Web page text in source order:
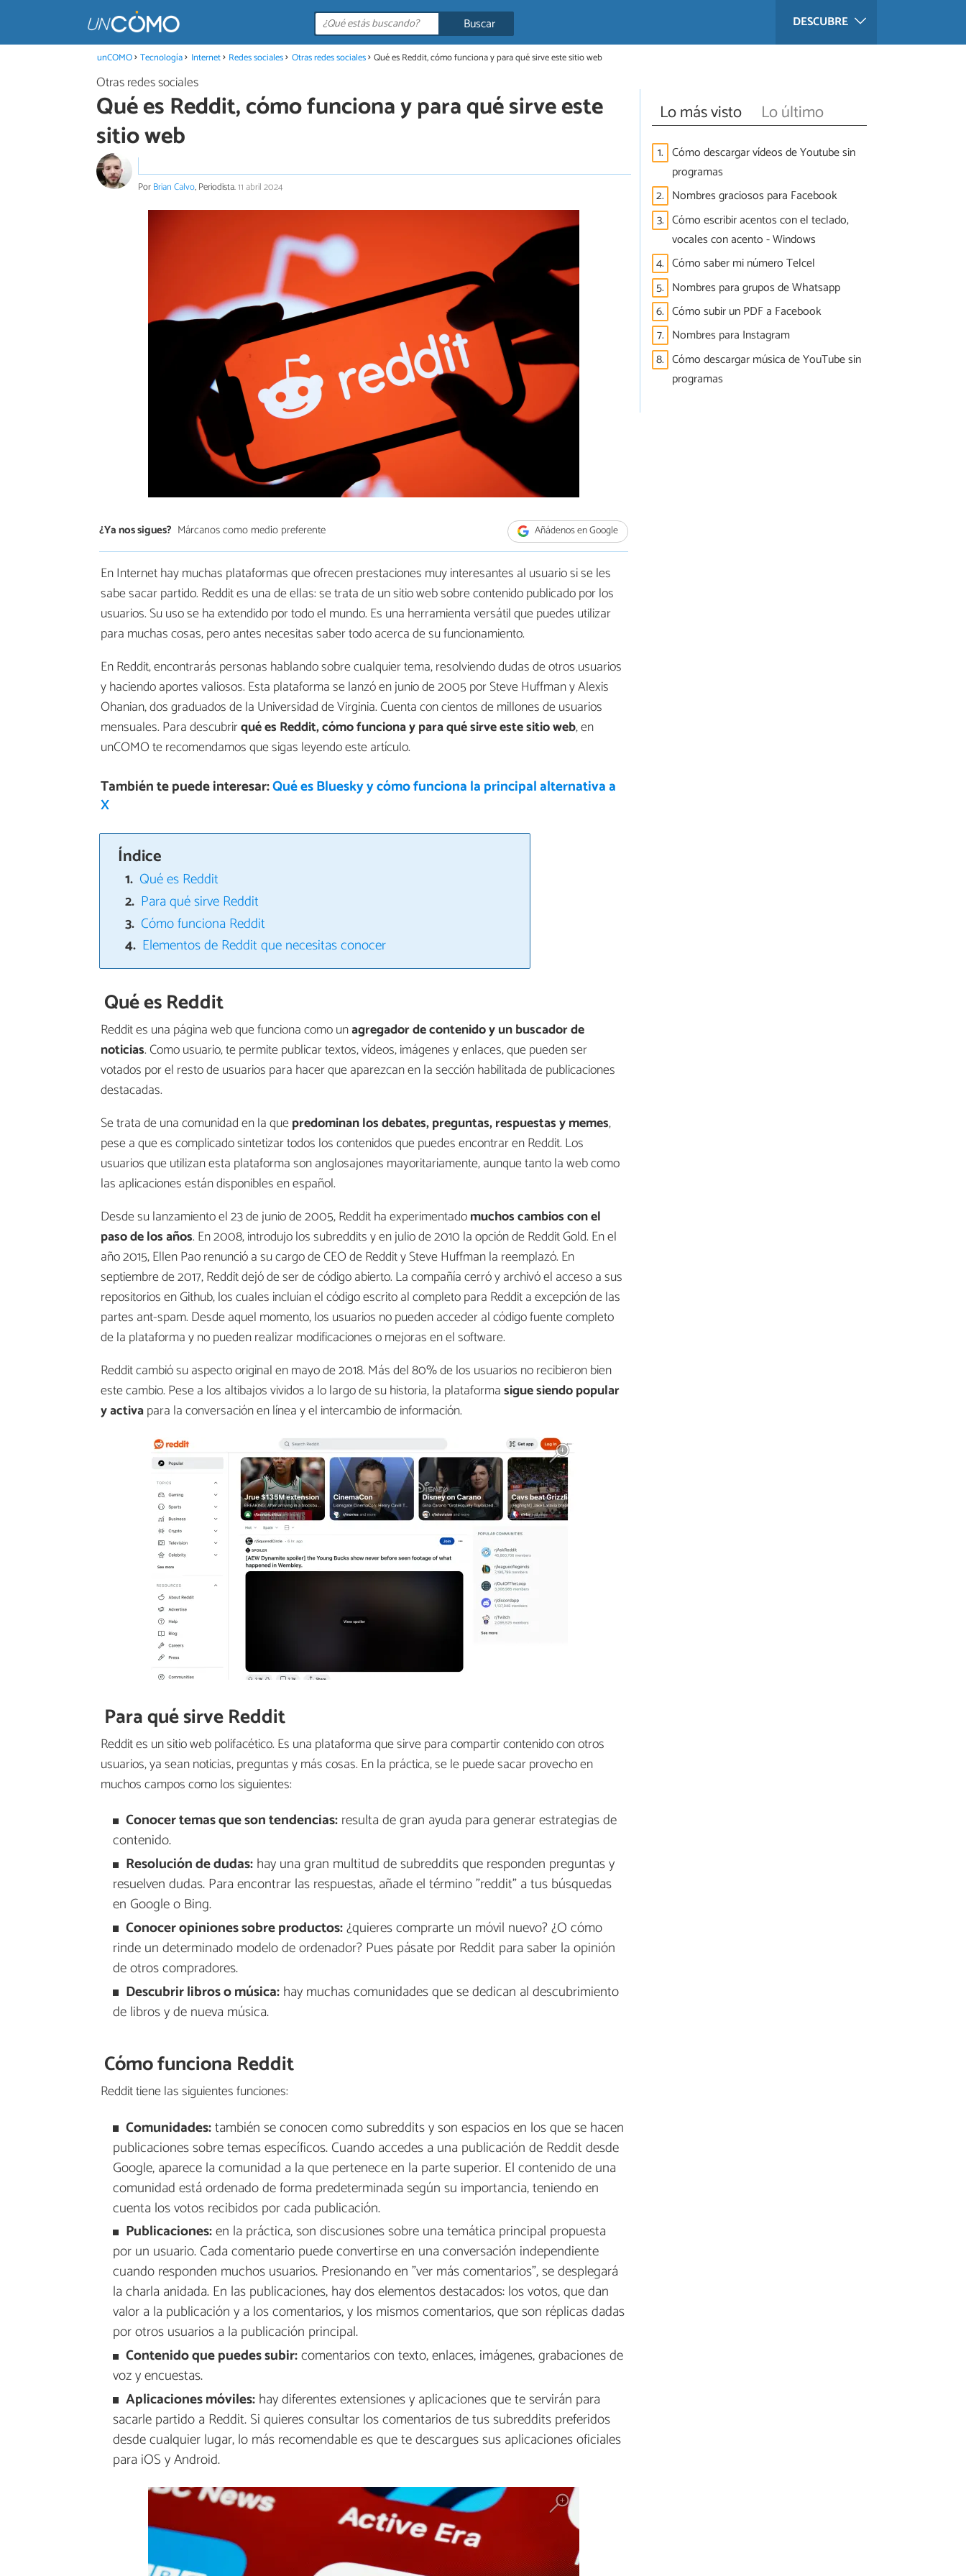
DESCUBRE
Buscar
unCOMO Tecnología Internet Redes sociales Otras redes sociales Qué es Reddit, cómo funciona y para qué sirve este sitio web
Otras redes sociales
Qué es Reddit, cómo funciona y para qué sirve este
sitio web
PorBrian Calvo, Periodista.11 abril 2024
¿Ya nos sigues? Márcanos como medio preferente Añádenos en Google
En Internet hay muchas plataformas que ofrecen prestaciones muy interesantes al usuario si se les
sabe sacar partido. Reddit es una de ellas: se trata de un sitio web sobre contenido publicado por los
usuarios. Su uso se ha extendido por todo el mundo. Es una herramienta versátil que puedes utilizar
para muchas cosas, pero antes necesitas saber todo acerca de su funcionamiento.
En Reddit, encontrarás personas hablando sobre cualquier tema, resolviendo dudas de otros usuarios
y haciendo aportes valiosos. Esta plataforma se lanzó en junio de 2005 por Steve Huffman y Alexis
Ohanian, dos graduados de la Universidad de Virginia. Cuenta con cientos de millones de usuarios
mensuales. Para descubrirqué es Reddit, cómo funciona y para qué sirve este sitio web, en
unCOMO te recomendamos que sigas leyendo este artículo.
También te puede interesar:Qué es Bluesky y cómo funciona la principal alternativa a
X
Índice
Qué es Reddit
Para qué sirve Reddit
Cómo funciona Reddit
Elementos de Reddit que necesitas conocer
Qué es Reddit
Reddit es una página web que funciona como unagregador de contenido y un buscador de
noticias. Como usuario, te permite publicar textos, vídeos, imágenes y enlaces, que pueden ser
votados por el resto de usuarios para hacer que aparezcan en la sección habilitada de publicaciones
destacadas.
Se trata de una comunidad en la quepredominan los debates, preguntas, respuestas y memes,
pese a que es complicado sintetizar todos los contenidos que puedes encontrar en Reddit. Los
usuarios que utilizan esta plataforma son anglosajones mayoritariamente, aunque tanto la web como
las aplicaciones están disponibles en español.
Desde su lanzamiento el 23 de junio de 2005, Reddit ha experimentadomuchos cambios con el
paso de los años. En 2008, introdujo los subreddits y en julio de 2010 la opción de Reddit Gold. En el
año 2015, Ellen Pao renunció a su cargo de CEO de Reddit y Steve Huffman la reemplazó. En
septiembre de 2017, Reddit dejó de ser de código abierto. La compañía cerró y archivó el acceso a sus
repositorios en Github, los cuales incluían el código escrito al completo para Reddit a excepción de las
partes ant-spam. Desde aquel momento, los usuarios no pueden acceder al código fuente completo
de la plataforma y no pueden realizar modificaciones o mejoras en el software.
Reddit cambió su aspecto original en mayo de 2018. Más del 80% de los usuarios no recibieron bien
este cambio. Pese a los altibajos vividos a lo largo de su historia, la plataformasigue siendo popular
y activapara la conversación en línea y el intercambio de información.
Para qué sirve Reddit
Reddit es un sitio web polifacético. Es una plataforma que sirve para compartir contenido con otros
usuarios, ya sean noticias, preguntas y más cosas. En la práctica, se le puede sacar provecho en
muchos campos como los siguientes:
Conocer temas que son tendencias:resulta de gran ayuda para generar estrategias de
contenido.
Resolución de dudas:hay una gran multitud de subreddits que responden preguntas y
resuelven dudas. Para encontrar las respuestas, añade el término "reddit" a tus búsquedas
en Google o Bing.
Conocer opiniones sobre productos:¿quieres comprarte un móvil nuevo? ¿O cómo
rinde un determinado modelo de ordenador? Pues pásate por Reddit para saber la opinión
de otros compradores.
Descubrir libros o música:hay muchas comunidades que se dedican al descubrimiento
de libros y de nueva música.
Cómo funciona Reddit
Reddit tiene las siguientes funciones:
Comunidades:también se conocen como subreddits y son espacios en los que se hacen
publicaciones sobre temas específicos. Cuando accedes a una publicación de Reddit desde
Google, aparece la comunidad a la que pertenece en la parte superior. El contenido de una
comunidad está ordenado de forma predeterminada según su importancia, teniendo en
cuenta los votos recibidos por cada publicación.
Publicaciones:en la práctica, son discusiones sobre una temática principal propuesta
por un usuario. Cada comentario puede convertirse en una conversación independiente
cuando responden muchos usuarios. Presionando en "ver más comentarios", se desplegará
la charla anidada. En las publicaciones, hay dos elementos destacados: los votos, que dan
valor a la publicación y a los comentarios, y los mismos comentarios, que son réplicas dadas
por otros usuarios a la publicación principal.
Contenido que puedes subir:comentarios con texto, enlaces, imágenes, grabaciones de
voz y encuestas.
Aplicaciones móviles:hay diferentes extensiones y aplicaciones que te servirán para
sacarle partido a Reddit. Si quieres consultar los comentarios de tus subreddits preferidos
desde cualquier lugar, lo más recomendable es que te descargues sus aplicaciones oficiales
para iOS y Android.
Lo más visto Lo último
1. Cómo descargar vídeos de Youtube sin
programas
2. Nombres graciosos para Facebook
3. Cómo escribir acentos con el teclado,
vocales con acento - Windows
4. Cómo saber mi número Telcel
5. Nombres para grupos de Whatsapp
6. Cómo subir un PDF a Facebook
7. Nombres para Instagram
8. Cómo descargar música de YouTube sin
programas